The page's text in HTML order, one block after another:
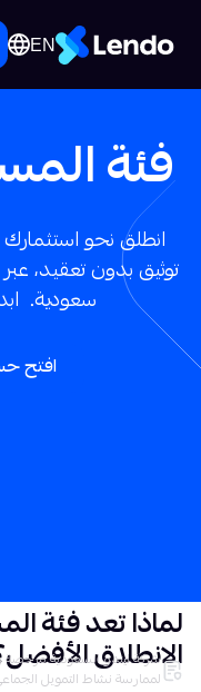
EN
فئة
انطلق نحو
توثيق بدون تعقيد،
سعودية.
افتح
شركة ليندو السعودية مرخصة
لممارسة نشاط التمويل
لماذا تعد فئة
الانطلاق